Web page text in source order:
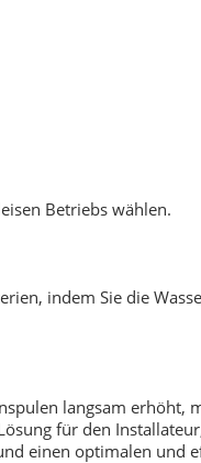
Betriebs wählen.
indem Sie die
langsam erhöht,
für den
einen optimalen und